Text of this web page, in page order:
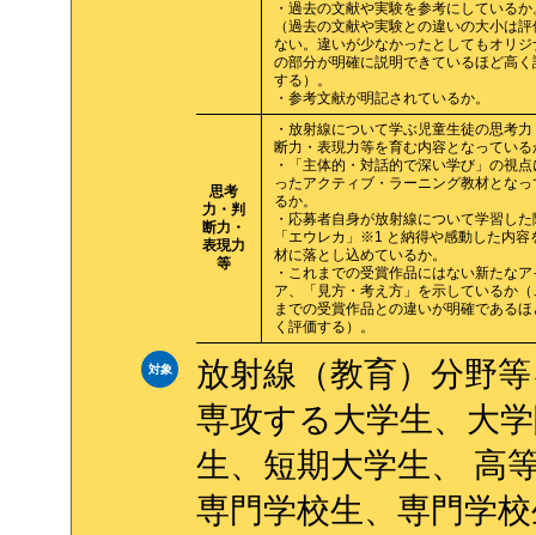
・過去の文献や実験を参考にしているか
（過去の文献や実験との違いの大小は評
ない。違いが少なかったとしてもオリジ
の部分が明確に説明できているほど高く
する）。
・参考文献が明記されているか。
思考
力・判
断力・
表現力
等
・放射線について学ぶ児童生徒の思考力
断力・表現力等を育む内容となっている
・「主体的・対話的で深い学び」の視点
ったアクティブ・ラーニング教材となっ
るか。
・応募者自身が放射線について学習した
「エウレカ」※1 と納得や感動した内容
材に落とし込めているか。
・これまでの受賞作品にはない新たなア
ア、「見方・考え方」を示しているか（
までの受賞作品との違いが明確であるほ
く評価する）。
対象
放射線（教育）分野
専攻する大学生、大
生、短期大学生、 高
専門学校生、専門学